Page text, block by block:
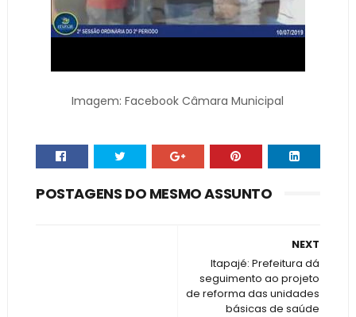
Imagem: Facebook Câmara Municipal
POSTAGENS DO MESMO ASSUNTO
NEXT
Itapajé: Prefeitura dá
seguimento ao projeto
de reforma das unidades
básicas de saúde